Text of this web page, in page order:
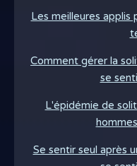
Les meilleures applis
Comment gérer la
se
L'épidémie de
Se sentir seul après